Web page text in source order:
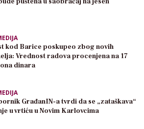
kod Barice poskupeo zbog novih
Vrednost radova procenjena na 17
dinara
GrađanIN-a tvrdi da se „zataškava“
u vrtiću u Novim Karlovcima